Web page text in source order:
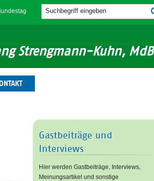
Strengmann-Kuhn, MdB
Gastbeiträge und
Interviews
Hier werden Gastbeiträge, Interviews,
Meinungsartikel und sonstige